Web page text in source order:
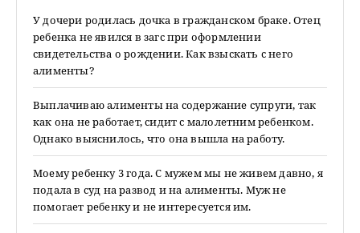
У дочери родилась дочка в гражданском браке. Отец
ребенка не явился в загс при оформлении
свидетельства о рождении. Как взыскать с него
алименты?
Выплачиваю алименты на содержание супруги, так
как она не работает, сидит с малолетним ребенком.
Однако выяснилось, что она вышла на работу.
Моему ребенку 3 года. С мужем мы не живем давно, я
подала в суд на развод и на алименты. Муж не
помогает ребенку и не интересуется им.